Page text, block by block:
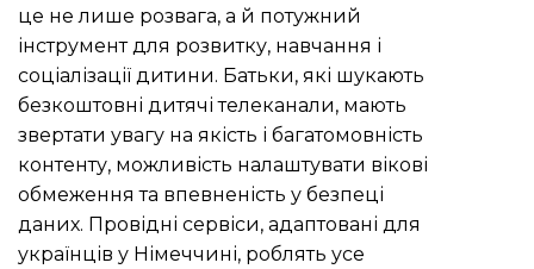
це не лише розвага, а й потужний
інструмент для розвитку, навчання і
соціалізації дитини. Батьки, які шукають
безкоштовні дитячі телеканали, мають
звертати увагу на якість і багатомовність
контенту, можливість налаштувати вікові
обмеження та впевненість у безпеці
даних. Провідні сервіси, адаптовані для
українців у Німеччині, роблять усе